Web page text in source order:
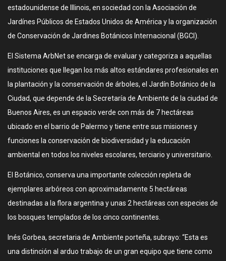
estadounidense de Illinois, en sociedad con la Asociación de
Jardínes Públicos de Estados Unidos de América y la organización
de Conservación de Jardines Botánicos Internacional (BGCI).
El Sistema ArbNet se encarga de evaluar y categoriza a aquellas
instituciones que llegan los más altos estándares profesionales en
la plantación y la conservación de árboles, el Jardín Botánico de la
Ciudad, que depende de la Secretaría de Ambiente de la ciudad de
Buenos Aires, es un espacio verde con más de 7 hectáreas
ubicado en el barrio de Palermo y tiene entre sus misiones y
funciones la conservación de biodiversidad y la educación
ambiental en todos los niveles escolares, terciario y universitario.
El Botánico, conserva una importante colección repleta de
ejemplares arbóreos con aproximadamente 5 hectáreas
destinadas a la flora argentina y unas 2 hectáreas con especies de
los bosques templados de los cinco continentes.
Inés Gorbea, secretaria de Ambiente porteña, subrayo: “Esta es
una distinción al arduo trabajo de un gran equipo que tiene como